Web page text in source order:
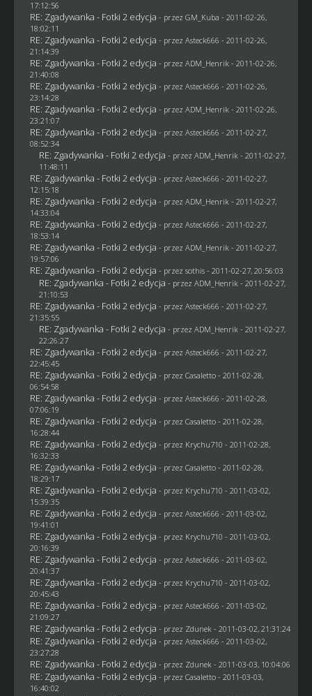
17:12:56
RE: Zgadywanka - Fotki 2 edycja - przez GM_Kuba - 2011-02-26,
18:02:11
RE: Zgadywanka - Fotki 2 edycja - przez Asteck666 - 2011-02-26,
21:14:39
RE: Zgadywanka - Fotki 2 edycja - przez ADM_Henrik- 2011-02-26,
21:40:08
RE: Zgadywanka - Fotki 2 edycja - przez Asteck666 - 2011-02-26,
23:14:28
RE: Zgadywanka - Fotki 2 edycja - przez ADM_Henrik- 2011-02-26,
23:21:07
RE: Zgadywanka - Fotki 2 edycja - przez Asteck666 - 2011-02-27,
08:52:34
RE: Zgadywanka - Fotki 2 edycja - przez ADM_Henrik- 2011-02-27,
11:48:11
RE: Zgadywanka - Fotki 2 edycja - przez Asteck666 - 2011-02-27,
12:15:18
RE: Zgadywanka - Fotki 2 edycja - przez ADM_Henrik- 2011-02-27,
14:33:04
RE: Zgadywanka - Fotki 2 edycja - przez Asteck666 - 2011-02-27,
18:53:14
RE: Zgadywanka - Fotki 2 edycja - przez ADM_Henrik- 2011-02-27,
19:57:06
RE: Zgadywanka - Fotki 2 edycja - przez sothis- 2011-02-27, 20:56:03
RE: Zgadywanka - Fotki 2 edycja - przez ADM_Henrik- 2011-02-27,
21:10:53
RE: Zgadywanka - Fotki 2 edycja - przez Asteck666 - 2011-02-27,
21:35:55
RE: Zgadywanka - Fotki 2 edycja - przez ADM_Henrik- 2011-02-27,
22:26:27
RE: Zgadywanka - Fotki 2 edycja - przez Asteck666 - 2011-02-27,
22:45:45
RE: Zgadywanka - Fotki 2 edycja - przez Casaletto- 2011-02-28,
06:54:58
RE: Zgadywanka - Fotki 2 edycja - przez Asteck666 - 2011-02-28,
07:06:19
RE: Zgadywanka - Fotki 2 edycja - przez Casaletto- 2011-02-28,
16:28:44
RE: Zgadywanka - Fotki 2 edycja - przez Krychu710 - 2011-02-28,
16:32:33
RE: Zgadywanka - Fotki 2 edycja - przez Casaletto- 2011-02-28,
18:29:17
RE: Zgadywanka - Fotki 2 edycja - przez Krychu710 - 2011-03-02,
15:39:35
RE: Zgadywanka - Fotki 2 edycja - przez Asteck666 - 2011-03-02,
19:41:01
RE: Zgadywanka - Fotki 2 edycja - przez Krychu710 - 2011-03-02,
20:16:39
RE: Zgadywanka - Fotki 2 edycja - przez Asteck666 - 2011-03-02,
20:41:37
RE: Zgadywanka - Fotki 2 edycja - przez Krychu710 - 2011-03-02,
20:45:43
RE: Zgadywanka - Fotki 2 edycja - przez Asteck666 - 2011-03-02,
21:09:27
RE: Zgadywanka - Fotki 2 edycja - przez Zdunek- 2011-03-02, 21:31:24
RE: Zgadywanka - Fotki 2 edycja - przez Asteck666 - 2011-03-02,
23:27:28
RE: Zgadywanka - Fotki 2 edycja - przez Zdunek- 2011-03-03, 10:04:06
RE: Zgadywanka - Fotki 2 edycja - przez Casaletto- 2011-03-03,
16:40:02